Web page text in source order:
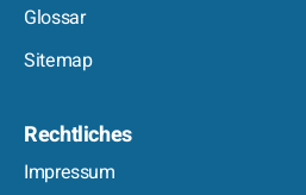
Glossar
Sitemap
Rechtliches
Impressum